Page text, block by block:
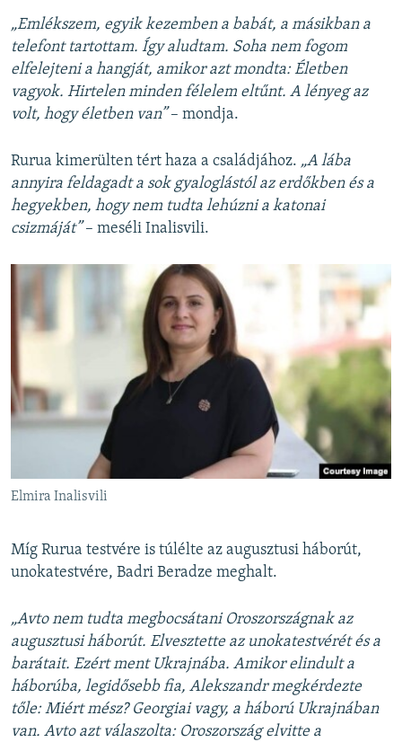
„Emlékszem, egyik kezemben a babát, a másikban a
telefont tartottam. Így aludtam. Soha nem fogom
elfelejteni a hangját, amikor azt mondta: Életben
vagyok. Hirtelen minden félelem eltűnt. A lényeg az
volt, hogy életben van”– mondja.
Rurua kimerülten tért haza a családjához. „A lába
annyira feldagadt a sok gyaloglástól az erdőkben és a
hegyekben, hogy nem tudta lehúzni a katonai
csizmáját”– meséli Inalisvili.
Elmira Inalisvili
Míg Rurua testvére is túlélte az augusztusi háborút,
unokatestvére, Badri Beradze meghalt.
„Avto nem tudta megbocsátani Oroszországnak az
augusztusi háborút. Elvesztette az unokatestvérét és a
barátait. Ezért ment Ukrajnába. Amikor elindult a
háborúba, legidősebb fia, Alekszandr megkérdezte
tőle: Miért mész? Georgiai vagy, a háború Ukrajnában
van. Avto azt válaszolta: Oroszország elvitte a